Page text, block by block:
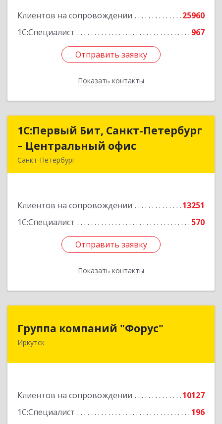
Клиентов на сопровождении
25960
1С:Специалист
967
Отправить заявку
Показать контакты
Отправить заявку
Назад
1С:Первый Бит, Санкт-Петербург
– Центральный офис
Санкт-Петербург
Клиентов на сопровождении
13251
1С:Специалист
570
Отправить заявку
Показать контакты
1С:Первый Бит, Санкт-Петербург
– Центральный офис
Отправить заявку
Назад
Группа компаний "Форус"
Иркутск
Клиентов на сопровождении
10127
1С:Специалист
196
Группа компаний "Форус"
664007, Иркутская обл, Иркутск г, Ямская ул,